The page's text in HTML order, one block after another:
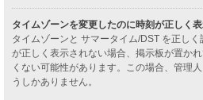
タイムゾーンを変更したのに時刻が正しく表
タイムゾーンと サマータイム/DST を正し
が正しく表示されない場合、掲示板が置か
くない可能性があります。この場合、管理
うしかありません。